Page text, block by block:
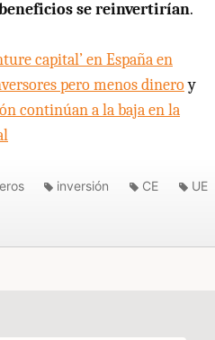
se reinvertirían.
capital’ en España en
pero menos dineroy
continúan a la baja en la
inversión CE UE